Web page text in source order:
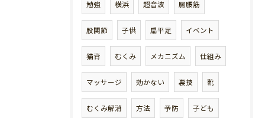
勉強 横浜 超音波 腸腰筋
股関節 子供 扁平足 イベント
猫背 むくみ メカニズム 仕組み
マッサージ 効かない 裏技 靴
むくみ解消 方法 予防 子ども